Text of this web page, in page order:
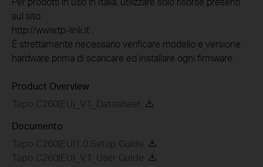
sul sito
http://www.tp-link.it .
È strettamente necessario verificare modello e versione
hardware prima di scaricare ed installare ogni firmware.
Product Overview
Tapo C260(EU)_V1_Datasheet
Documento
Tapo C260(EU)1.0 Setup Guide
Tapo C260(EU)_V1_User Guide